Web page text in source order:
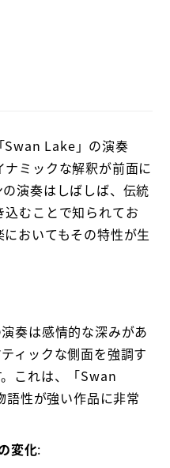
Swan Lake」の演奏
ミックな解釈が前面に
演奏はしばしば、伝統
むことで知られてお
おいてもその特性が生
奏は感情的な深みがあ
ィックな側面を強調す
これは、「Swan
性が強い作品に非常
変化: